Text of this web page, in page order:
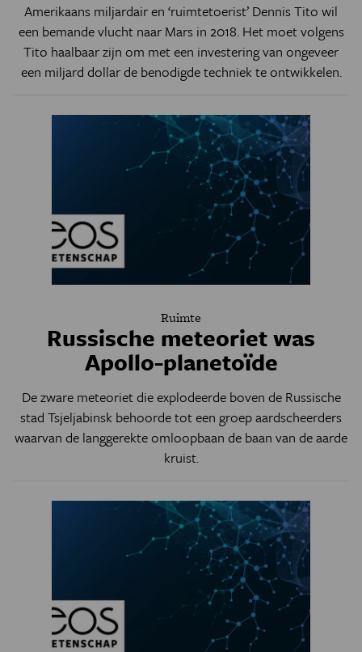
Amerikaans miljardair en ‘ruimtetoerist’ Dennis Tito wil
een bemande vlucht naar Mars in 2018. Het moet volgens
Tito haalbaar zijn om met een investering van ongeveer
een miljard dollar de benodigde techniek te ontwikkelen.
Ruimte
Russische meteoriet was
Apollo-planetoïde
De zware meteoriet die explodeerde boven de Russische
stad Tsjeljabinsk behoorde tot een groep aardscheerders
waarvan de langgerekte omloopbaan de baan van de aarde
kruist.